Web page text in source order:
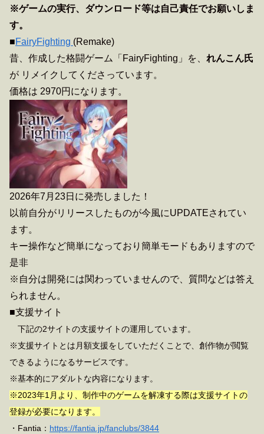
※ゲームの実行、ダウンロード等は自己責任でお願いしま
す。
■FairyFighting (Remake)
昔、作成した格闘ゲーム「FairyFighting」を、 れんこん氏
が リメイクしてくださっています。
価格は 2970円になります。
2026年7月23日に発売しました！
以前自分がリリースしたものが今風にUPDATEされてい
ます。
キー操作など簡単になっており簡単モードもありますので
是非
※自分は開発には関わっていませんので、質問などは答え
られません。
■支援サイト
下記の2サイトの支援サイトの運用しています。
※支援サイトとは月額支援をしていただくことで、創作物が閲覧
できるようになるサービスです。
※基本的にアダルトな内容になります。
※2023年1月より、制作中のゲームを解凍する際は支援サイトの
登録が必要になります。
・Fantia： https://fantia.jp/fanclubs/3844